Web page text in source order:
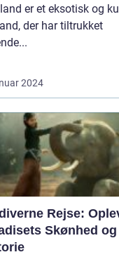
er et eksotisk og
der har tiltrukket
2024
Rejse:
Skønhed og